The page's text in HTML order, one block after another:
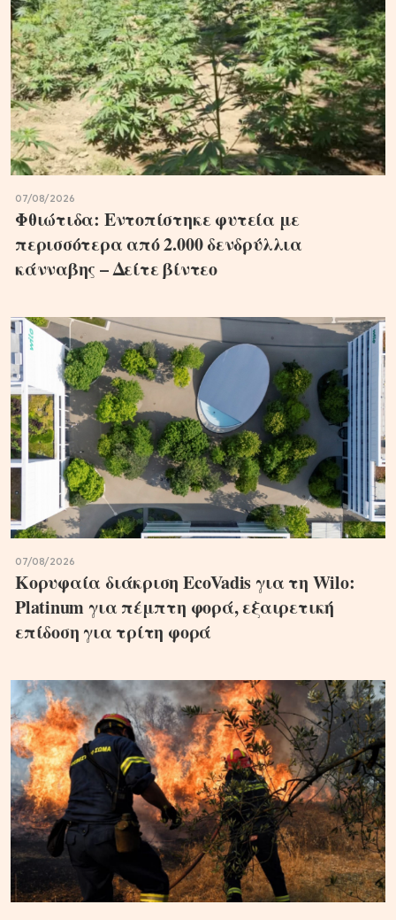
07/08/2026
Φθιώτιδα: Εντοπίστηκε φυτεία με
περισσότερα από 2.000 δενδρύλλια
κάνναβης – Δείτε βίντεο
07/08/2026
Κορυφαία διάκριση EcoVadis για τη Wilo:
Platinum για πέμπτη φορά, εξαιρετική
επίδοση για τρίτη φορά